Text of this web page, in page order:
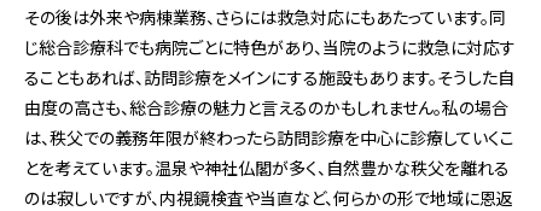
その後は外来や病棟業務、さらには救急対応にもあたっています。同
じ総合診療科でも病院ごとに特色があり、当院のように救急に対応す
ることもあれば、訪問診療をメインにする施設もあります。そうした自
由度の高さも、総合診療の魅力と言えるのかもしれません。私の場合
は、秩父での義務年限が終わったら訪問診療を中心に診療していくこ
とを考えています。温泉や神社仏閣が多く、自然豊かな秩父を離れる
のは寂しいですが、内視鏡検査や当直など、何らかの形で地域に恩返